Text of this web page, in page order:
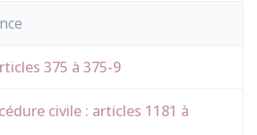
375 à 375-9
civile : articles 1181 à